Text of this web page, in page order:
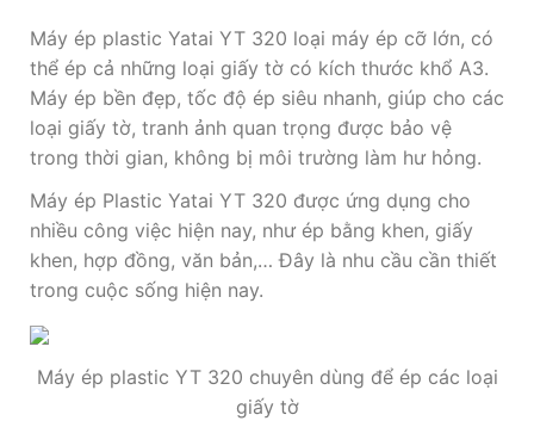
Máy ép plastic Yatai YT 320 loại máy ép cỡ lớn, có
thể ép cả những loại giấy tờ có kích thước khổ A3.
Máy ép bền đẹp, tốc độ ép siêu nhanh, giúp cho các
loại giấy tờ, tranh ảnh quan trọng được bảo vệ
trong thời gian, không bị môi trường làm hư hỏng.
Máy ép Plastic Yatai YT 320 được ứng dụng cho
nhiều công việc hiện nay, như ép bằng khen, giấy
khen, hợp đồng, văn bản,… Đây là nhu cầu cần thiết
trong cuộc sống hiện nay.
Máy ép plastic YT 320 chuyên dùng để ép các loại
giấy tờ